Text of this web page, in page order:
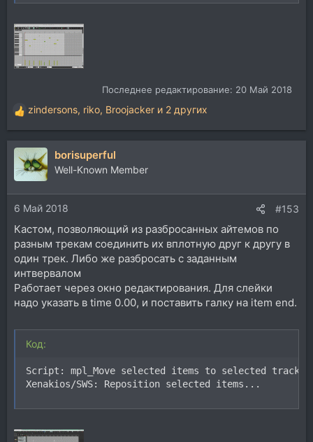
Последнее редактирование: 20 Май 2018
Р
е
а
к
ц
и
и
:
zindersons, riko, Broojacker и 2 других
borisuperful
Well-Known Member
6 Май 2018 #153
Кастом, позволяющий из разбросанных айтемов по
разным трекам соединить их вплотную друг к другу в
один трек. Либо же разбросать с заданным
интвервалом
Работает через окно редактирования. Для слейки
надо указать в time 0.00, и поставить галку на item end.
Код:
Script: mpl_Move selected items to selected
Xenakios/SWS: Reposition selected items...